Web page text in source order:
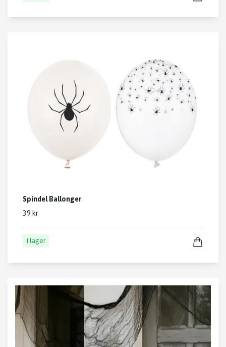
Spindel Ballonger
39 kr
I lager